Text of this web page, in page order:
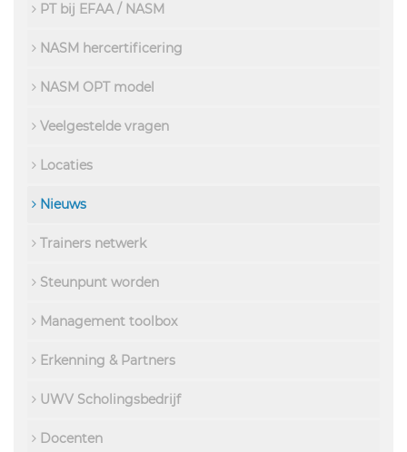
PT bij EFAA / NASM
NASM hercertificering
NASM OPT model
Veelgestelde vragen
Locaties
Nieuws
Trainers netwerk
Steunpunt worden
Management toolbox
Erkenning & Partners
UWV Scholingsbedrijf
Docenten